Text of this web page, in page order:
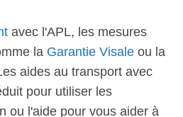
avec l'APL, les mesures
la Garantie Visale ou la
aides au transport avec
pour utiliser les
ou l'aide pour vous aider à